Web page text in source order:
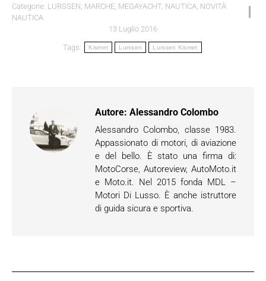
Categorie: LURSSEN, MARCHE, MEGAYACHT, NAUTICA, NOVITÀ
NAUTICA
13 Luglio 2016
Tags: Kismet Lurssen Lurssen Kismet
Autore: Alessandro Colombo
Alessandro Colombo, classe 1983.
Appassionato di motori, di aviazione
e del bello. È stato una firma di:
MotoCorse, Autoreview, AutoMoto.it
e Moto.it. Nel 2015 fonda MDL –
Motori Di Lusso. È anche istruttore
di guida sicura e sportiva.